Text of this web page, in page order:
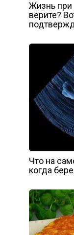
Жизнь
верите?
Что на
когда